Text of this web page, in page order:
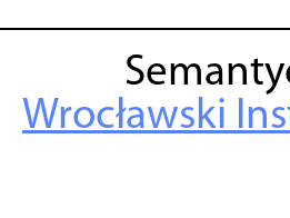
Wrocławski